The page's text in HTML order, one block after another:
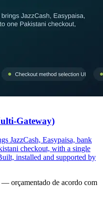
Gateway)
JazzCash, Easypaisa, bank
checkout, with a single
installed and supported by
— orçamentado de acordo com